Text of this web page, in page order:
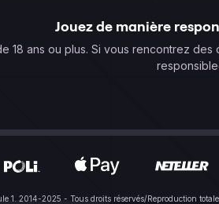
Jouez de manière
18 ans ou plus. Si vous rencontrez
1. 2014-2025 - Tous droits réservés/Reproduction